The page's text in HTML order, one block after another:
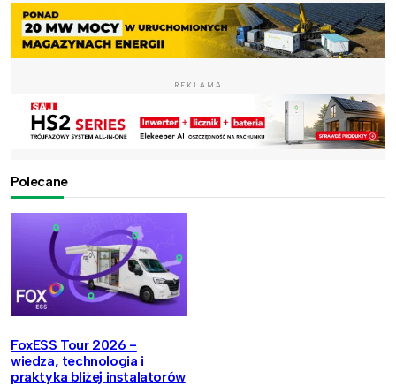
REKLAMA
Polecane
FoxESS Tour 2026 -
wiedza, technologia i
praktyka bliżej instalatorów